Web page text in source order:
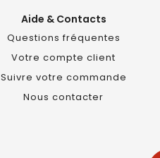
Aide & Contacts
Questions fréquentes
Votre compte client
Suivre votre commande
Nous contacter